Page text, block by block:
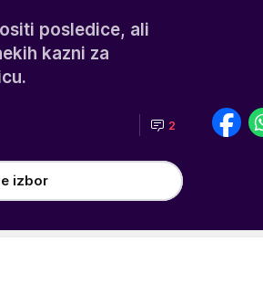
posledice, ali
kazni za
2
izbor